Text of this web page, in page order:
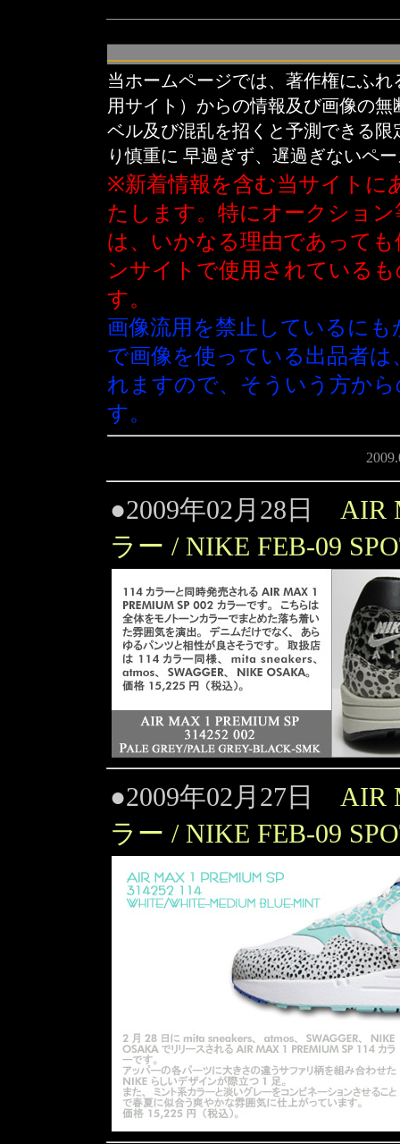
当ホームページでは、著作権にふ
用サイト）からの情報及び画像の
ベル及び混乱を招くと予測できる
り慎重に 早過ぎず、遅過ぎないペ
※新着情報を含む当サイトに
たします。特にオークショ
は、いかなる理由であって
ンサイトで使用されている
す。
画像流用を禁止しているに
で画像を使っている出品者
れますので、そういう方か
す。
●2009年02月28日
AIR
ラー / NIKE FEB-09
●2009年02月27日
AIR
ラー / NIKE FEB-09